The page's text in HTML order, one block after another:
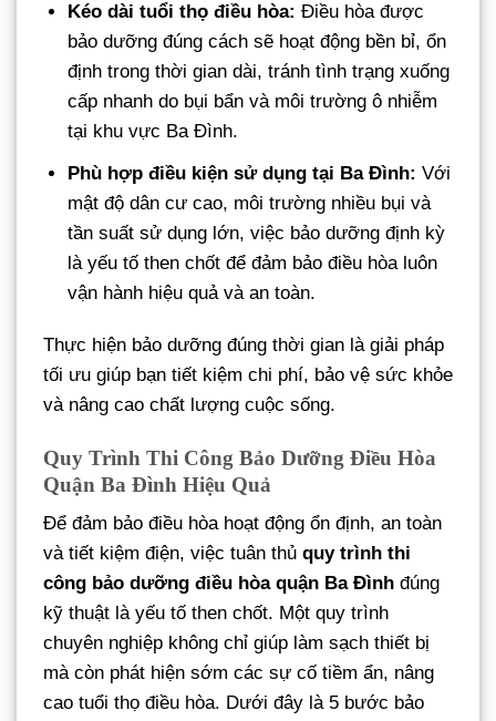
Kéo dài tuổi thọ điều hòa: Điều hòa được
bảo dưỡng đúng cách sẽ hoạt động bền bỉ, ổn
định trong thời gian dài, tránh tình trạng xuống
cấp nhanh do bụi bẩn và môi trường ô nhiễm
tại khu vực Ba Đình.
Phù hợp điều kiện sử dụng tại Ba Đình: Với
mật độ dân cư cao, môi trường nhiều bụi và
tần suất sử dụng lớn, việc bảo dưỡng định kỳ
là yếu tố then chốt để đảm bảo điều hòa luôn
vận hành hiệu quả và an toàn.
Thực hiện bảo dưỡng đúng thời gian là giải pháp
tối ưu giúp bạn tiết kiệm chi phí, bảo vệ sức khỏe
và nâng cao chất lượng cuộc sống.
Quy Trình Thi Công Bảo Dưỡng Điều Hòa
Quận Ba Đình Hiệu Quả
Để đảm bảo điều hòa hoạt động ổn định, an toàn
và tiết kiệm điện, việc tuân thủ quy trình thi
công bảo dưỡng điều hòa quận Ba Đình đúng
kỹ thuật là yếu tố then chốt. Một quy trình
chuyên nghiệp không chỉ giúp làm sạch thiết bị
mà còn phát hiện sớm các sự cố tiềm ẩn, nâng
cao tuổi thọ điều hòa. Dưới đây là 5 bước bảo